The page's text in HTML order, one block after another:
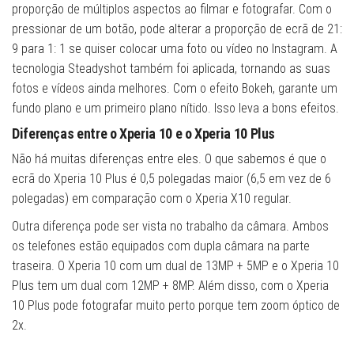
proporção de múltiplos aspectos ao filmar e fotografar. Com o
pressionar de um botão, pode alterar a proporção de ecrã de 21:
9 para 1: 1 se quiser colocar uma foto ou vídeo no Instagram. A
tecnologia Steadyshot também foi aplicada, tornando as suas
fotos e vídeos ainda melhores. Com o efeito Bokeh, garante um
fundo plano e um primeiro plano nítido. Isso leva a bons efeitos.
Diferenças entre o Xperia 10 e o Xperia 10 Plus
Não há muitas diferenças entre eles. O que sabemos é que o
ecrã do Xperia 10 Plus é 0,5 polegadas maior (6,5 em vez de 6
polegadas) em comparação com o Xperia X10 regular.
Outra diferença pode ser vista no trabalho da câmara. Ambos
os telefones estão equipados com dupla câmara na parte
traseira. O Xperia 10 com um dual de 13MP + 5MP e o Xperia 10
Plus tem um dual com 12MP + 8MP. Além disso, com o Xperia
10 Plus pode fotografar muito perto porque tem zoom óptico de
2x.